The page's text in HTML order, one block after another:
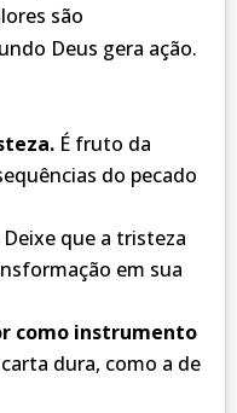
são
Deus gera ação.
É fruto da
do pecado
Deixe que a tristeza
em sua
como instrumento
dura, como a de